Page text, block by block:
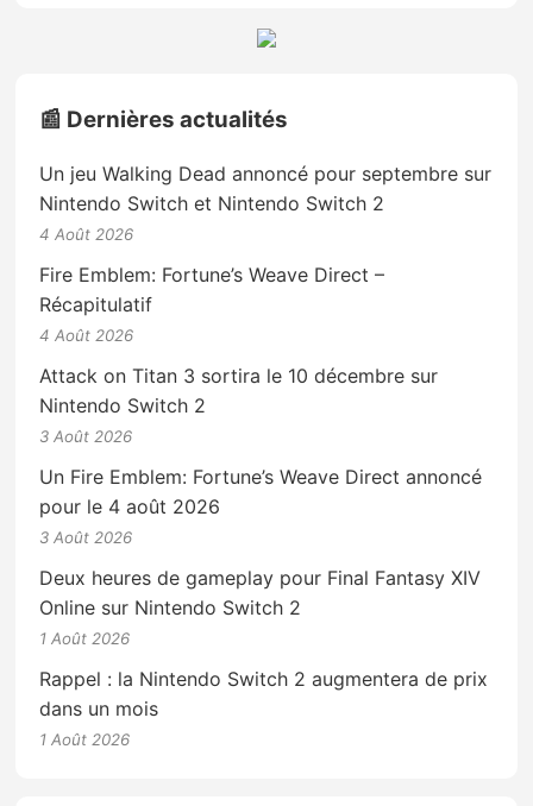
📰 Dernières actualités
Un jeu Walking Dead annoncé pour septembre sur
Nintendo Switch et Nintendo Switch 2
4 Août 2026
Fire Emblem: Fortune’s Weave Direct –
Récapitulatif
4 Août 2026
Attack on Titan 3 sortira le 10 décembre sur
Nintendo Switch 2
3 Août 2026
Un Fire Emblem: Fortune’s Weave Direct annoncé
pour le 4 août 2026
3 Août 2026
Deux heures de gameplay pour Final Fantasy XIV
Online sur Nintendo Switch 2
1 Août 2026
Rappel : la Nintendo Switch 2 augmentera de prix
dans un mois
1 Août 2026